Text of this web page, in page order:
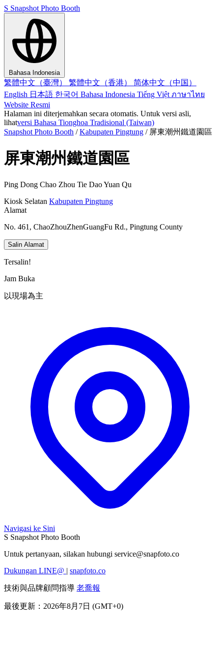
S Snapshot Photo Booth
Bahasa Indonesia
繁體中文（臺灣） 繁體中文（香港） 简体中文（中国）
English 日本語 한국어 Bahasa Indonesia Tiếng Việt ภาษาไทย
Website Resmi
Halaman ini diterjemahkan secara otomatis. Untuk versi asli,
lihatversi Bahasa Tionghoa Tradisional (Taiwan)
Snapshot Photo Booth / Kabupaten Pingtung / 屏東潮州鐵道園區
屏東潮州鐵道園區
Ping Dong Chao Zhou Tie Dao Yuan Qu
Kiosk Selatan Kabupaten Pingtung
Alamat
No. 461, ChaoZhouZhenGuangFu Rd., Pingtung County
Salin Alamat
Tersalin!
Jam Buka
以現場為主
Navigasi ke Sini
S Snapshot Photo Booth
Untuk pertanyaan, silakan hubungi service@snapfoto.co
Dukungan LINE@ | snapfoto.co
技術與品牌顧問指導 老喬報
最後更新：2026年8月7日 (GMT+0)